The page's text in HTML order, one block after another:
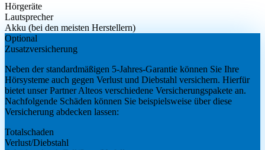
Hörgeräte
Lautsprecher
Akku (bei den meisten Herstellern)
Optional
Zusatzversicherung
Neben der standardmäßigen 5-Jahres-Garantie können Sie Ihre
Hörsysteme auch gegen Verlust und Diebstahl versichern. Hierfür
bietet unser Partner Alteos verschiedene Versicherungspakete an.
Nachfolgende Schäden können Sie beispielsweise über diese
Versicherung abdecken lassen:
Totalschaden
Verlust/Diebstahl